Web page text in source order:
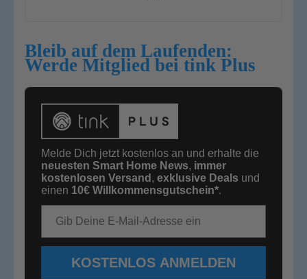
Bleib auf dem Laufenden:
Werde Mitglied bei tink Plus
Melde Dich jetzt kostenlos an und erhalte die
neuesten Smart Home News, immer
kostenlosen Versand , exklusive Deals und
einen 10€ Willkommensgutschein*.
KOSTENLOS ANMELDEN